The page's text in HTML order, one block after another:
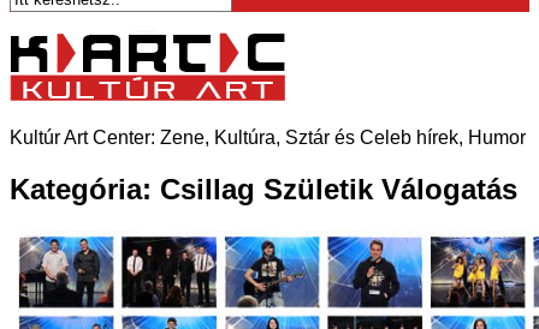
Kultúr Art Center: Zene, Kultúra, Sztár és Celeb hírek, Humor
Kategória: Csillag Születik Válogatás